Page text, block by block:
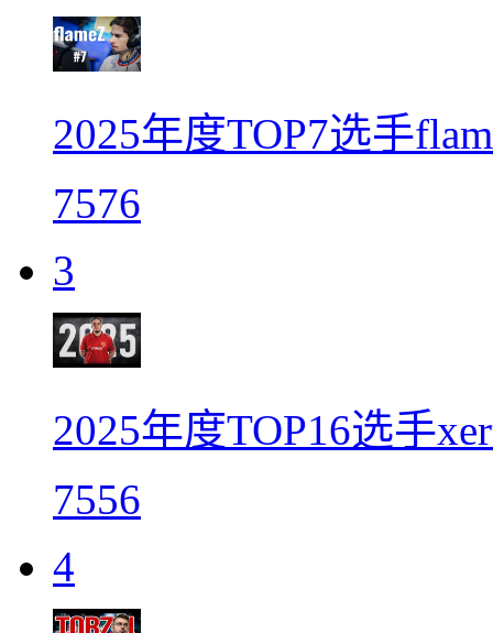
2025年度TOP7选手
7576
3
2025年度TOP16选手
7556
4